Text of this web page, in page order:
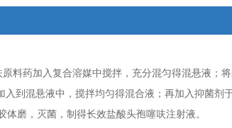
料药加入复合溶媒中搅拌，充分混匀得混悬液；
到混悬液中，搅拌均匀得混合液；再加入抑菌剂
磨，灭菌，制得长效盐酸头孢噻呋注射液。